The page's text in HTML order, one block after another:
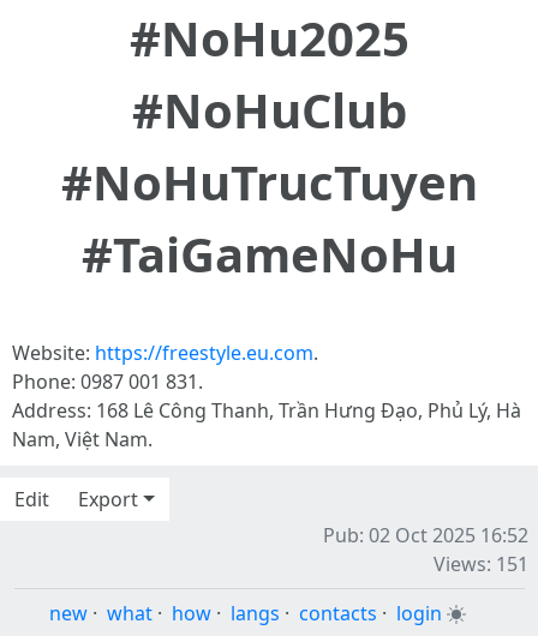
#NoHu2025
#NoHuClub
#NoHuTrucTuyen
#TaiGameNoHu
Website: https://freestyle.eu.com.
Phone: 0987 001 831.
Address: 168 Lê Công Thanh, Trần Hưng Đạo, Phủ Lý, Hà
Nam, Việt Nam.
Edit
Export
Pub: 02 Oct 2025 16:52
Views: 151
new · what · how · langs · contacts · login